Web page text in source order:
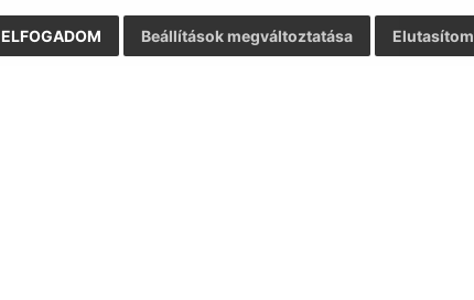
ELFOGADOM Elutasítom
Beállítások megváltoztatása